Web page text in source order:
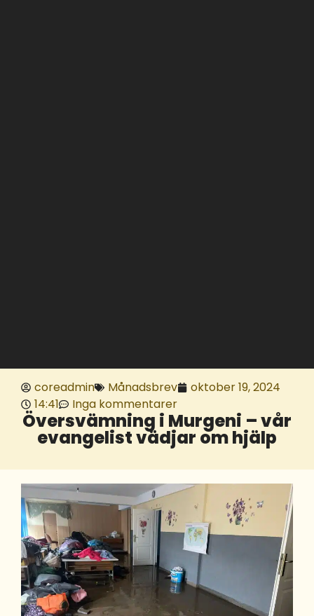
coreadmin Månadsbrev
oktober 19, 2024
14:41
Inga kommentarer
Översvämning i Murgeni – vår
evangelist vädjar om hjälp